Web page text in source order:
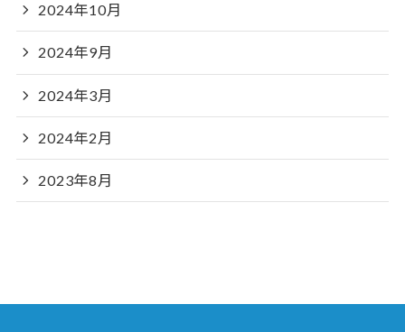
2024年10月
2024年9月
2024年3月
2024年2月
2023年8月